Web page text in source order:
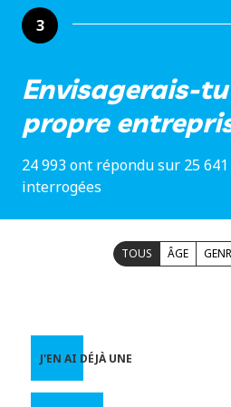
3
Envisagerais-
propre
24 993 ont répondu sur 25
interrogées
TOUS ÂGE
J'EN AI DÉJÀ UNE